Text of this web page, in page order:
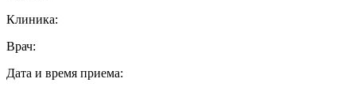
Клиника:
Врач:
Дата и время приема: